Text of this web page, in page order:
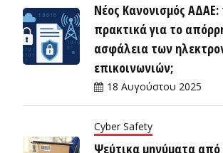
Νέος Κανονισμός ΑΔΑΕ:
πρακτικά για το
ασφάλεια των
επικοινωνιών;
18 Αυγούστου 2025
Cyber Safety
Ψεύτικα μηνύματα από